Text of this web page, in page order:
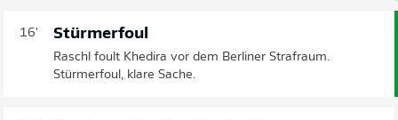
16' Stürmerfoul
Raschl foult Khedira vor dem Berliner Strafraum.
Stürmerfoul, klare Sache.